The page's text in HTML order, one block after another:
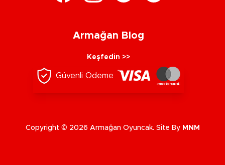
Armağan Blog
Keşfedin >>
Güvenli Ödeme
Copyright © 2026 Armağan Oyuncak. Site By MNM